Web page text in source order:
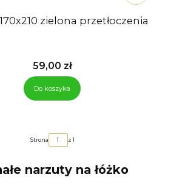
zielona przetłoczenia
Cena
59,00 zł
Do koszyka
Strona z 1
narzuty na łóżko